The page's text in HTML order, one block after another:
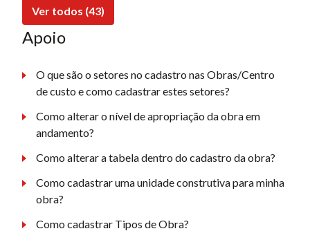
Ver todos (43)
Apoio
O que são o setores no cadastro nas Obras/Centro
de custo e como cadastrar estes setores?
Como alterar o nível de apropriação da obra em
andamento?
Como alterar a tabela dentro do cadastro da obra?
Como cadastrar uma unidade construtiva para minha
obra?
Como cadastrar Tipos de Obra?